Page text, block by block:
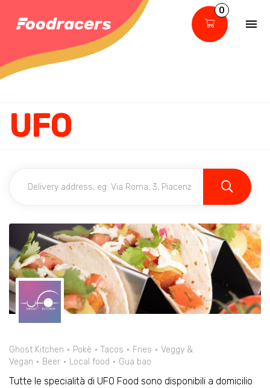
0
UFO
Ghost Kitchen Pokè Tacos Fries
Veggy &
Vegan
Beer Local food Gua bao
Tutte le specialità di UFO Food sono disponibili a domicilio